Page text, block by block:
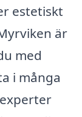
estetiskt
är
med
i många